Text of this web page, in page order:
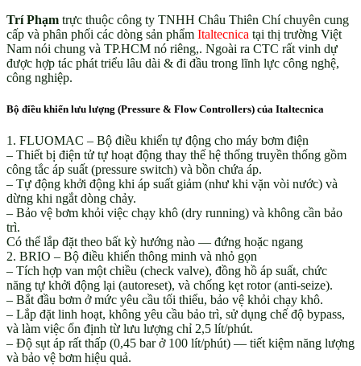
Trí Phạm trực thuộc công ty TNHH Châu Thiên Chí chuyên cung
cấp và phân phối các dòng sản phẩm Italtecnica tại thị trường Việt
Nam nói chung và TP.HCM nó riêng,. Ngoài ra CTC rất vinh dự
được hợp tác phát triểu lâu dài & đi đầu trong lĩnh lực công nghệ,
công nghiệp.
Bộ điều khiển lưu lượng (Pressure & Flow Controllers) của Italtecnica
1. FLUOMAC – Bộ điều khiển tự động cho máy bơm điện
– Thiết bị điện tử tự hoạt động thay thế hệ thống truyền thống gồm
công tắc áp suất (pressure switch) và bồn chứa áp.
– Tự động khởi động khi áp suất giảm (như khi vặn vòi nước) và
dừng khi ngắt dòng chảy.
– Bảo vệ bơm khỏi việc chạy khô (dry running) và không cần bảo
trì.
Có thể lắp đặt theo bất kỳ hướng nào — đứng hoặc ngang
2. BRIO – Bộ điều khiển thông minh và nhỏ gọn
– Tích hợp van một chiều (check valve), đồng hồ áp suất, chức
năng tự khởi động lại (autoreset), và chống kẹt rotor (anti-seize).
– Bắt đầu bơm ở mức yêu cầu tối thiểu, bảo vệ khỏi chạy khô.
– Lắp đặt linh hoạt, không yêu cầu bảo trì, sử dụng chế độ bypass,
và làm việc ổn định từ lưu lượng chỉ 2,5 lít/phút.
– Độ sụt áp rất thấp (0,45 bar ở 100 lít/phút) — tiết kiệm năng lượng
và bảo vệ bơm hiệu quả.